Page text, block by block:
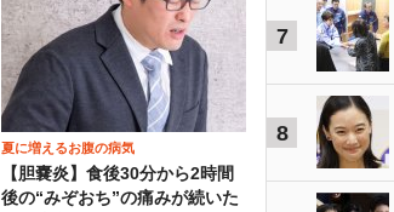
夏に増えるお腹の病気
【胆嚢炎】食後30分から2時間
後の“みぞおち”の痛みが続いた
7
8